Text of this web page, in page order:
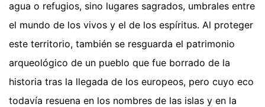
agua o refugios, sino lugares sagrados, umbrales entre
el mundo de los vivos y el de los espíritus. Al proteger
este territorio, también se resguarda el patrimonio
arqueológico de un pueblo que fue borrado de la
historia tras la llegada de los europeos, pero cuyo eco
todavía resuena en los nombres de las islas y en la